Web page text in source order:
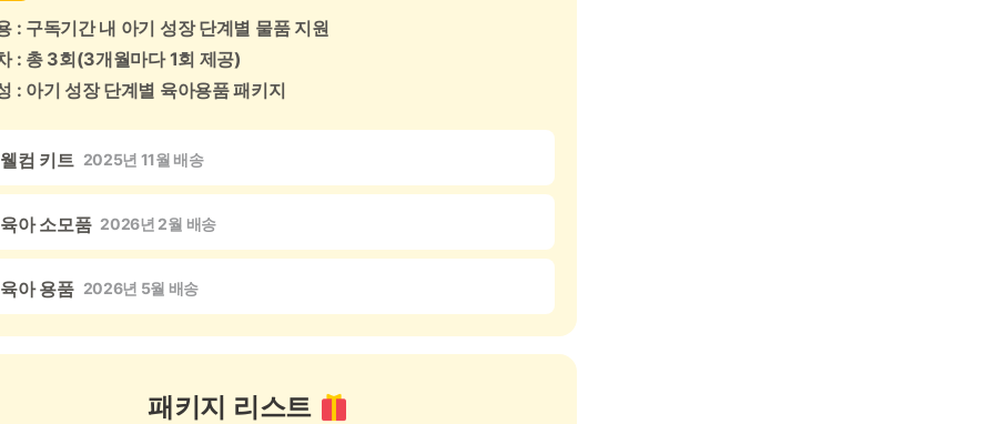
: 구독기간 내 아기 성장 단계별 물품 지원
: 총 3회(3개월마다 1회 제공)
: 아기 성장 단계별 육아용품 패키지
웰컴 키트 2025년 11월 배송
육아 소모품 2026년 2월 배송
육아 용품 2026년 5월 배송
패키지 리스트